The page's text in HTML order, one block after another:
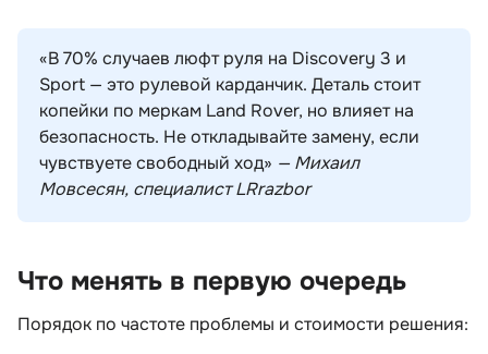
«В 70% случаев люфт руля на Discovery 3 и
Sport — это рулевой карданчик. Деталь стоит
копейки по меркам Land Rover, но влияет на
езопасность. Не откладывайте замену, если
чувствуете свободный ход» — Михаил
Мовсесян, специалист LRrazbor
Что менять в первую очередь
Порядок по частоте проблемы и стоимости решения: